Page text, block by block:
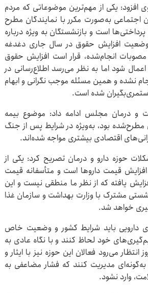
افزود: یکی از مهم‌ترین موضوعاتی که مردم
اجتماعی به‌صورت مکرر با نمایندگان مطرح
است و بازنشستگان به‌ ویژه درباره
افزایش حقوق در سال جاری دغدغه
انجام‌شده، قرار است افزایش حقوق
اعمال شود اما به نظر می‌رسد اطلاع‌رسانی در
نشده و همین مسئله موجب نگرانی و ابهام
شده است.
و درمان مجلس ادامه داد: موضوع بیمه
مطرح‌شده بود، به‌ویژه در شرایط پس از جنگ
اقتصادی بیشتری مواجه شده‌اند.
حوزه دارو و درمان تصریح کرد: یکی از
قیمت داروها است و متأسفانه قیمت
یافته که از نظر ما منطقی نیست و این
مشترک با وزارت بهداشت و سازمان غذا
خواهد شد.
دارویی باید شرایط کشور و وضعیت خاص
خود لحاظ کنند و با نگاه عادی به
انتظار می‌رود فعالان این حوزه نیز با ایثار و
به‌گونه‌ای مدیریت کنند که فشار مضاعفی به
وارد نشود.